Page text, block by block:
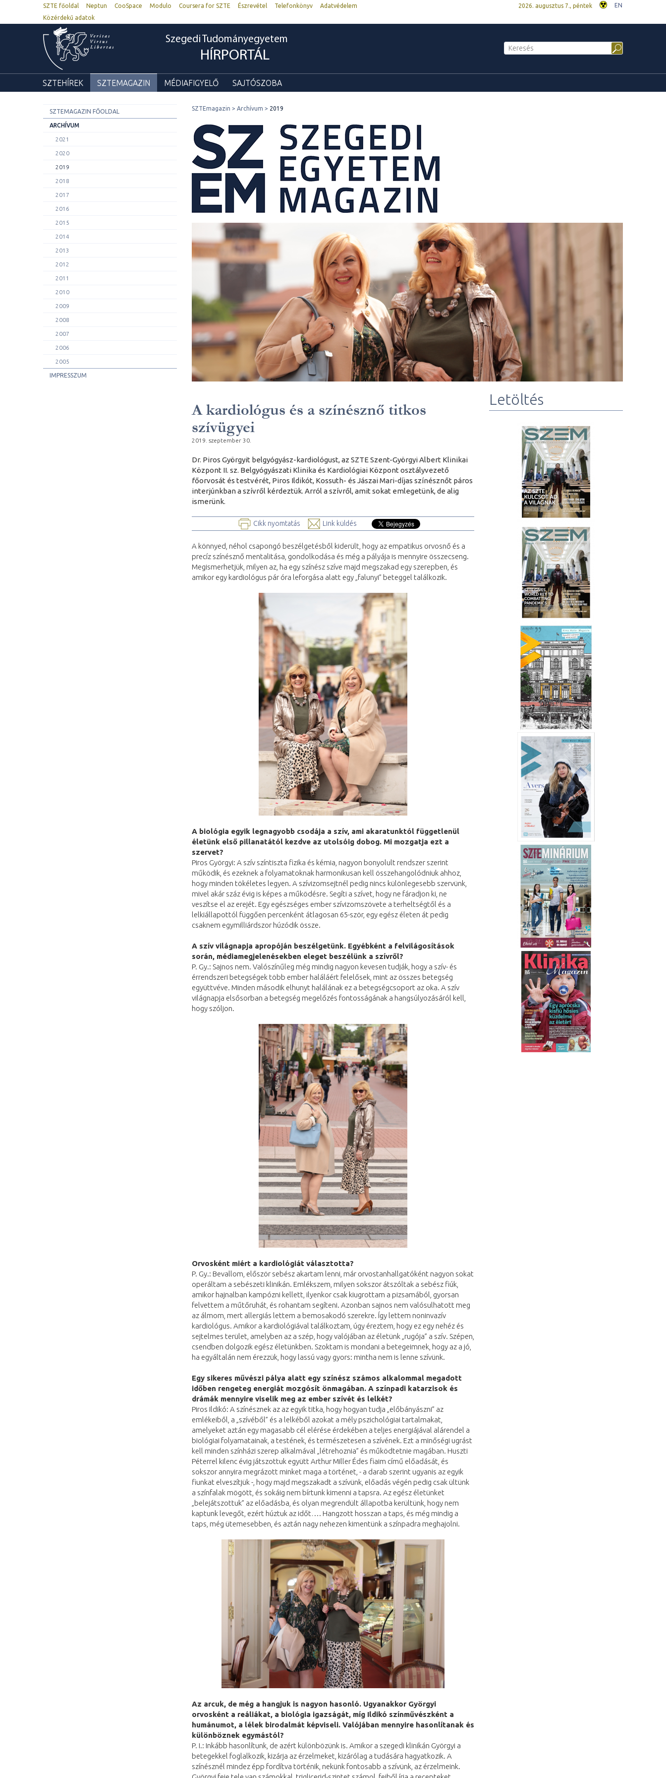
SZTE főoldal Neptun CooSpace Modulo Coursera for SZTE Észrevétel Telefonkönyv
Adatvédelem
Közérdekű adatok
2026. augusztus 7., péntek EN
Szegedi Tudományegyetem
HÍRPORTÁL
SZTEHÍREK SZTEMAGAZIN MÉDIAFIGYELŐ SAJTÓSZOBA
SZTEMAGAZIN FŐOLDAL
ARCHÍVUM
2021
2020
2019
2018
2017
2016
2015
2014
2013
2012
2011
2010
2009
2008
2007
2006
2005
IMPRESSZUM
SZTEmagazin Archívum 2019
A kardiológus és a színésznő titkos
szívügyei
2019. szeptember 30.
Dr. Piros Györgyit belgyógyász-kardiológust, az SZTE Szent-Györgyi Albert Klinikai
Központ II. sz. Belgyógyászati Klinika és Kardiológiai Központ osztályvezető
főorvosát és testvérét, Piros Ildikót, Kossuth- és Jászai Mari-díjas színésznőt páros
interjúnkban a szívről kérdeztük. Arról a szívről, amit sokat emlegetünk, de alig
ismerünk.
Cikk nyomtatás Link küldés
A könnyed, néhol csapongó beszélgetésből kiderült, hogy az empatikus orvosnő és a
precíz színésznő mentalitása, gondolkodása és még a pályája is mennyire összecseng.
Megismerhetjük, milyen az, ha egy színész szíve majd megszakad egy szerepben, és
amikor egy kardiológus pár óra leforgása alatt egy „falunyi” beteggel találkozik.
A biológia egyik legnagyobb csodája a szív, ami akaratunktól függetlenül
életünk első pillanatától kezdve az utolsóig dobog. Mi mozgatja ezt a
szervet?
Piros Györgyi: A szív színtiszta fizika és kémia, nagyon bonyolult rendszer szerint
működik, és ezeknek a folyamatoknak harmonikusan kell összehangolódniuk ahhoz,
hogy minden tökéletes legyen. A szívizomsejtnél pedig nincs különlegesebb szervünk,
mivel akár száz évig is képes a működésre. Segíti a szívet, hogy ne fáradjon ki, ne
veszítse el az erejét. Egy egészséges ember szívizomszövete a terheltségtől és a
lelkiállapottól függően percenként átlagosan 65-ször, egy egész életen át pedig
csaknem egymilliárdszor húzódik össze.
A szív világnapja apropóján beszélgetünk. Egyébként a felvilágosítások
során, médiamegjelenésekben eleget beszélünk a szívről?
P. Gy.: Sajnos nem. Valószínűleg még mindig nagyon kevesen tudják, hogy a szív- és
érrendszeri betegségek több ember haláláért felelősek, mint az összes betegség
együttvéve. Minden második elhunyt halálának ez a betegségcsoport az oka. A szív
világnapja elsősorban a betegség megelőzés fontosságának a hangsúlyozásáról kell,
hogy szóljon.
Orvosként miért a kardiológiát választotta?
P. Gy.: Bevallom, először sebész akartam lenni, már orvostanhallgatóként nagyon sokat
operáltam a sebészeti klinikán. Emlékszem, milyen sokszor átszóltak a sebész fiúk,
amikor hajnalban kampózni kellett, ilyenkor csak kiugrottam a pizsamából, gyorsan
felvettem a műtőruhát, és rohantam segíteni. Azonban sajnos nem valósulhatott meg
az álmom, mert allergiás lettem a bemosakodó szerekre. Így lettem noninvazív
kardiológus. Amikor a kardiológiával találkoztam, úgy éreztem, hogy ez egy nehéz és
sejtelmes terület, amelyben az a szép, hogy valójában az életünk „rugója” a szív. Szépen,
csendben dolgozik egész életünkben. Szoktam is mondani a betegeimnek, hogy az a jó,
ha egyáltalán nem érezzük, hogy lassú vagy gyors: mintha nem is lenne szívünk.
Egy sikeres művészi pálya alatt egy színész számos alkalommal megadott
időben rengeteg energiát mozgósít önmagában. A színpadi katarzisok és
drámák mennyire viselik meg az ember szívét és lelkét?
Piros Ildikó: A színésznek az az egyik titka, hogy hogyan tudja „előbányászni” az
emlékeiből, a „szívéből” és a lelkéből azokat a mély pszichológiai tartalmakat,
amelyeket aztán egy magasabb cél elérése érdekében a teljes energiájával alárendel a
biológiai folyamatainak, a testének, és természetesen a szívének. Ezt a minőségi ugrást
kell minden színházi szerep alkalmával „létrehoznia” és működtetnie magában. Huszti
Péterrel kilenc évig játszottuk együtt Arthur Miller Édes fiaim című előadását, és
sokszor annyira megrázott minket maga a történet, - a darab szerint ugyanis az egyik
fiunkat elveszítjük -, hogy majd megszakadt a szívünk, előadás végén pedig csak ültünk
a színfalak mögött, és sokáig nem bírtunk kimenni a tapsra. Az egész életünket
„belejátszottuk” az előadásba, és olyan megrendült állapotba kerültünk, hogy nem
kaptunk levegőt, ezért húztuk az időt…. Hangzott hosszan a taps, és még mindig a
taps, még ütemesebben, és aztán nagy nehezen kimentünk a színpadra meghajolni.
Az arcuk, de még a hangjuk is nagyon hasonló. Ugyanakkor Györgyi
orvosként a reáliákat, a biológia igazságát, míg Ildikó színművészként a
humánumot, a lélek birodalmát képviseli. Valójában mennyire hasonlítanak és
különböznek egymástól?
P. I.: Inkább hasonlítunk, de azért különbözünk is. Amikor a szegedi klinikán Györgyi a
betegekkel foglalkozik, kizárja az érzelmeket, kizárólag a tudására hagyatkozik. A
színésznél mindez épp fordítva történik, nekünk fontosabb a szívünk, az érzelmeink.
Letöltés